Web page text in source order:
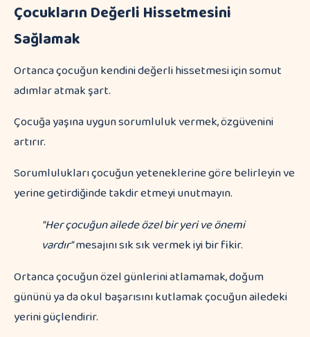
Çocukların Değerli Hissetmesini
Sağlamak
Ortanca çocuğun kendini değerli hissetmesi için somut
adımlar atmak şart.
Çocuğa yaşına uygun sorumluluk vermek, özgüvenini
artırır.
Sorumlulukları çocuğun yeteneklerine göre belirleyin ve
yerine getirdiğinde takdir etmeyi unutmayın.
"Her çocuğun ailede özel bir yeri ve önemi
vardır"mesajını sık sık vermek iyi bir fikir.
Ortanca çocuğun özel günlerini atlamamak, doğum
gününü ya da okul başarısını kutlamak çocuğun ailedeki
yerini güçlendirir.